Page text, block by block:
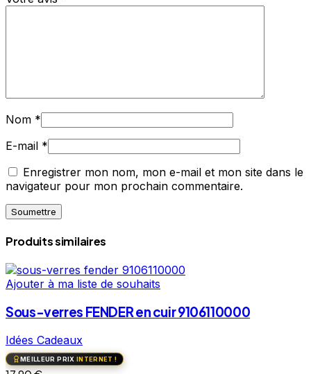
Nom *
E-mail *
Enregistrer mon nom, mon e-mail et mon site dans le
navigateur pour mon prochain commentaire.
Produits similaires
Ajouter à ma liste de souhaits
Sous-verres FENDER en cuir 9106110000
Idées Cadeaux
MEILLEUR PRIX INTERNET !